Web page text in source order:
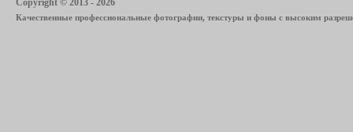
Copyright © 2013 - 2026
Качественные профессиональные фотографии, текстуры и фоны с высоким